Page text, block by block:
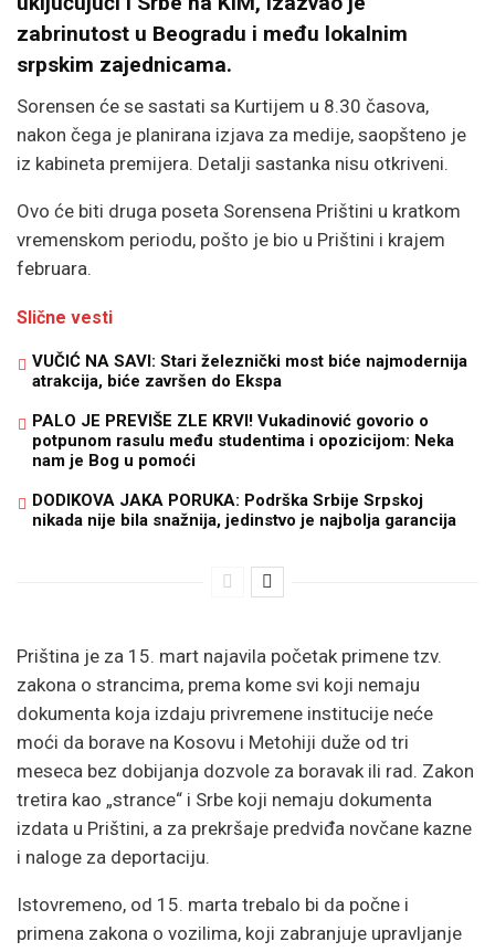
zabrinutost u Beogradu i među lokalnim
srpskim zajednicama.
Sorensen će se sastati sa Kurtijem u 8.30 časova,
nakon čega je planirana izjava za medije, saopšteno je
iz kabineta premijera. Detalji sastanka nisu otkriveni.
Ovo će biti druga poseta Sorensena Prištini u kratkom
vremenskom periodu, pošto je bio u Prištini i krajem
februara.
Slične vesti
VUČIĆ NA SAVI: Stari železnički most biće najmodernija
atrakcija, biće završen do Ekspa
PALO JE PREVIŠE ZLE KRVI! Vukadinović govorio o
potpunom rasulu među studentima i opozicijom: Neka
nam je Bog u pomoći
DODIKOVA JAKA PORUKA: Podrška Srbije Srpskoj
nikada nije bila snažnija, jedinstvo je najbolja garancija
Priština je za 15. mart najavila početak primene tzv.
zakona o strancima, prema kome svi koji nemaju
dokumenta koja izdaju privremene institucije neće
moći da borave na Kosovu i Metohiji duže od tri
meseca bez dobijanja dozvole za boravak ili rad. Zakon
tretira kao „strance“ i Srbe koji nemaju dokumenta
izdata u Prištini, a za prekršaje predviđa novčane kazne
i naloge za deportaciju.
Istovremeno, od 15. marta trebalo bi da počne i
primena zakona o vozilima, koji zabranjuje upravljanje